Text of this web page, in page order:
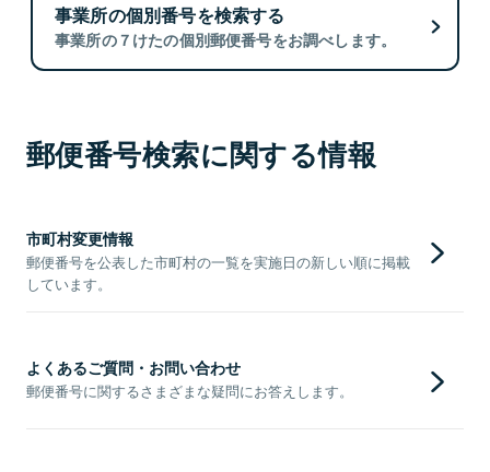
事業所の個別番号を検索する
事業所の７けたの個別郵便番号をお調べします。
郵便番号検索に関する情報
市町村変更情報
郵便番号を公表した市町村の一覧を実施日の新しい順に掲載
しています。
よくあるご質問・お問い合わせ
郵便番号に関するさまざまな疑問にお答えします。